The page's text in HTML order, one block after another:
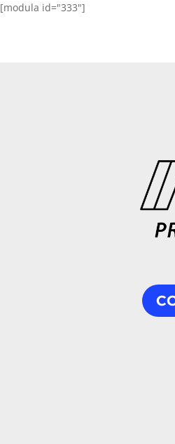
[modula id="333"]